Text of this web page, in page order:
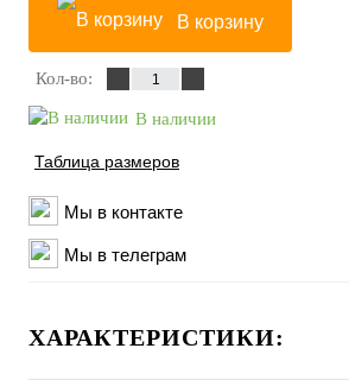
В корзину
Кол-во:
В наличии
Таблица размеров
Мы в контакте
Мы в телеграм
ХАРАКТЕРИСТИКИ: